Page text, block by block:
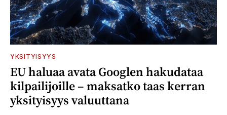
YKSITYISYYS
EU haluaa avata Googlen hakudataa
kilpailijoille – maksatko taas kerran
yksityisyys valuuttana